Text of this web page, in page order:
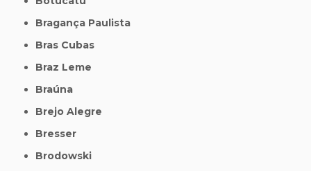
Bragança Paulista
Bras Cubas
Braz Leme
Braúna
Brejo Alegre
Bresser
Brodowski